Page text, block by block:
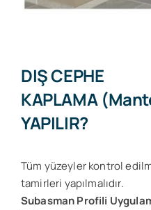
DIŞ CEPHE
KAPLAMA
YAPILIR?
Tüm yüzeyler kontrol
tamirleri yapılmalıdır.
Subasman Profili